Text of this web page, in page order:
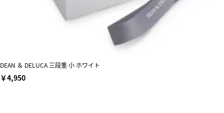
DEAN ＆ DELUCA 三段重 小 ホワイト
￥4,950